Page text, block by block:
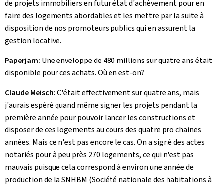
de projets immobiliers en futur état d'achèvement pour en
faire des logements abordables et les mettre par la suite à
disposition de nos promoteurs publics qui en assurent la
gestion locative.
Paperjam: Une enveloppe de 480 millions sur quatre ans était
disponible pour ces achats. Où en est-on?
Claude Meisch:C'était effectivement sur quatre ans, mais
j'aurais espéré quand même signer les projets pendant la
première année pour pouvoir lancer les constructions et
disposer de ces logements au cours des quatre pro chaines
années. Mais ce n'est pas encore le cas. On a signé des actes
notariés pour à peu près 270 logements, ce qui n'est pas
mauvais puisque cela correspond à environ une année de
production de la SNHBM (Société nationale des habitations à